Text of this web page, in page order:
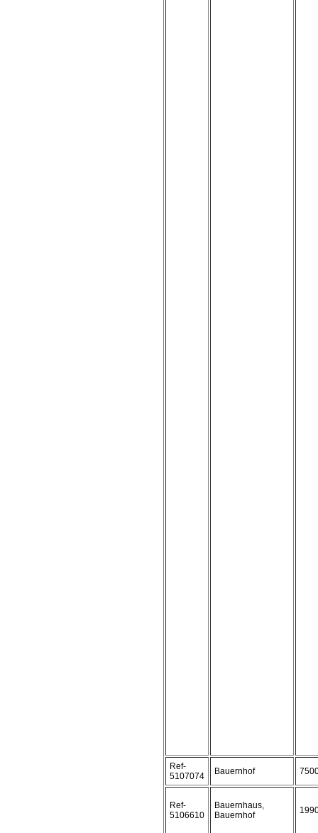
Ref-
5107074
Bauernhof
Ref-
5106610
Bauernhaus,
Bauernhof